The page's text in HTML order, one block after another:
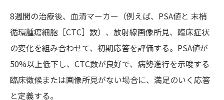
8週間の治療後、血清マーカー（例えば、PSA値と 末梢
循環腫瘍細胞［CTC］数）、放射線画像所見、臨床症状
の変化を組み合わせて、初期応答を評価する。PSA値が
50%以上低下し、CTC数が良好で、病勢進行を示唆する
臨床徴候または画像所見がない場合に、満足のいく応答
と定義する。